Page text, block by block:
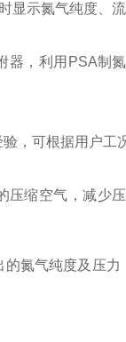
显示氮气纯度、
器，利用 PSA制
，可根据用户工
压缩空气，减少
氮气纯度及压